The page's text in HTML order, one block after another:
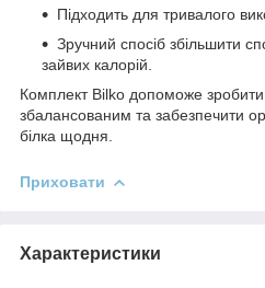
Підходить для тривалого
Зручний спосіб збільшити
зайвих калорій.
Комплект Bilko допоможе
збалансованим та забезпечити
білка щодня.
Приховати
Характеристики